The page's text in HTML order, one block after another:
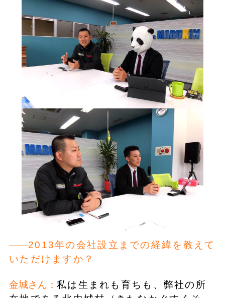
2013年の会社設立までの経緯を教えて
いただけますか？
金城さん： 私は生まれも育ちも、弊社の所